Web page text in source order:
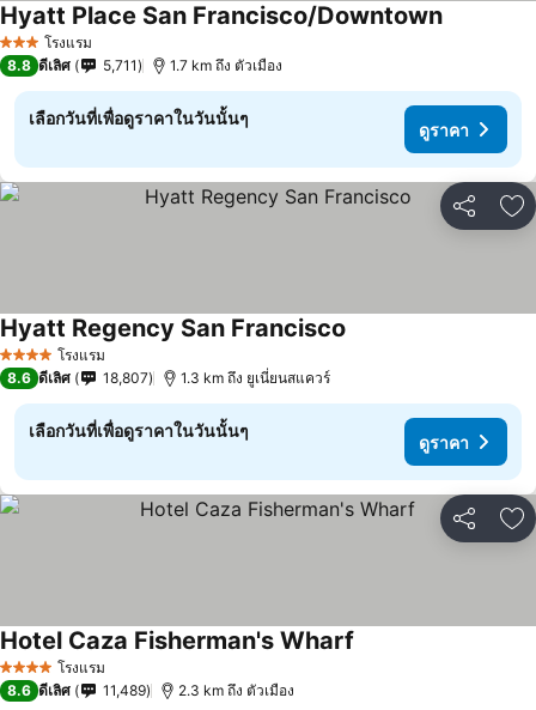
3 ดาว โรงแรม
Hyatt Place San Francisco/Downtownดูราคา
8.8 ดีเลิศ 5,711 1.7 km ถึง ตัวเมือง
เลือกวันที่เพื่อดูราคาในวันนั้นๆ
ดูราคา
แชร์ เ
4 ดาว โรงแรม
Hyatt Regency San Francisco
8.6 ดีเลิศ 18,807 1.3 km ถึง ยูเนี่ยนสแควร์
เลือกวันที่เพื่อดูราคาในวันนั้นๆ
ดูราคา
แชร์ เ
4 ดาว โรงแรม
Hotel Caza Fisherman's Wharf
8.6 ดีเลิศ 11,489 2.3 km ถึง ตัวเมือง